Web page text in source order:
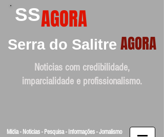
SSAGORA
Serra do Salitre AGORA
Noticias com credibilidade,
imparcialidade e profissionalismo.
Mídia - Noticias - Pesquisa - Informações - Jornalismo